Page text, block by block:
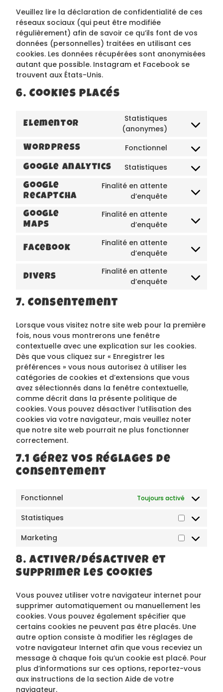
Veuillez lire la déclaration de confidentialité de ces
réseaux sociaux (qui peut être modifiée
régulièrement) afin de savoir ce qu’ils font de vos
données (personnelles) traitées en utilisant ces
cookies. Les données récupérées sont anonymisées
autant que possible. Instagram et Facebook se
trouvent aux États-Unis.
6. Cookies placés
Elementor
Statistiques
(anonymes)
WordPress Fonctionnel
Google Analytics Statistiques
Google
reCAPTCHA
Finalité en attente
d’enquête
Google
Maps
Finalité en attente
d’enquête
Facebook
Finalité en attente
d’enquête
Divers
Finalité en attente
d’enquête
7. Consentement
Lorsque vous visitez notre site web pour la première
fois, nous vous montrerons une fenêtre
contextuelle avec une explication sur les cookies.
Dès que vous cliquez sur « Enregistrer les
préférences » vous nous autorisez à utiliser les
catégories de cookies et d’extensions que vous
avez sélectionnés dans la fenêtre contextuelle,
comme décrit dans la présente politique de
cookies. Vous pouvez désactiver l’utilisation des
cookies via votre navigateur, mais veuillez noter
que notre site web pourrait ne plus fonctionner
correctement.
7.1 Gérez vos réglages de
consentement
Fonctionnel Toujours activé
Statistiques
Marketing
8. Activer/désactiver et
supprimer les cookies
Vous pouvez utiliser votre navigateur internet pour
supprimer automatiquement ou manuellement les
cookies. Vous pouvez également spécifier que
certains cookies ne peuvent pas être placés. Une
autre option consiste à modifier les réglages de
votre navigateur Internet afin que vous receviez un
message à chaque fois qu’un cookie est placé. Pour
plus d’informations sur ces options, reportez-vous
aux instructions de la section Aide de votre
navigateur.